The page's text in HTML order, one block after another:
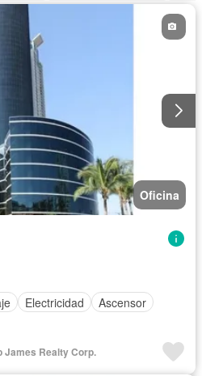
Oficina
Electricidad
Ascensor
James Realty Corp.